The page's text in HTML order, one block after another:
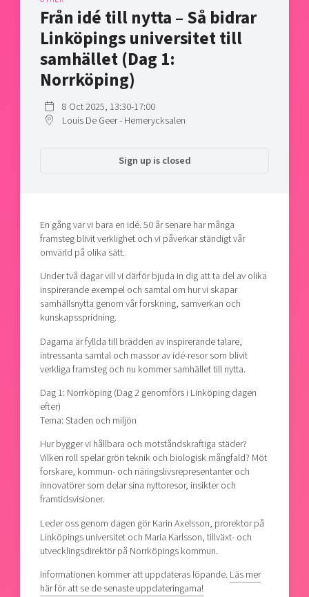
Shaping cities and regions
Bright East
East Sweden Tech Women
Reversed mentorship
Current offers and activities
Upscaling
Talent & skills
Startup & industry collaboration
Offers to boost your business
Our community of companies
Projects
Publications
Project toolbox
Our clusters
Today's lunch in Mjärdevi
Från idé till nytta – Så bidrar
Linköpings universitet till
samhället (Dag 1:
Norrköping)
8 Oct 2025, 13:30-17:00
Louis De Geer - Hemerycksalen
Sign up is closed
En gång var vi bara en idé. 50 år senare har många
framsteg blivit verklighet och vi påverkar ständigt vår
omvärld på olika sätt.
Under två dagar vill vi därför bjuda in dig att ta del av olika
inspirerande exempel och samtal om hur vi skapar
samhällsnytta genom vår forskning, samverkan och
kunskapsspridning.
Dagarna är fyllda till brädden av inspirerande talare,
intressanta samtal och massor av idé-resor som blivit
verkliga framsteg och nu kommer samhället till nytta.
Dag 1: Norrköping (Dag 2 genomförs i Linköping dagen
efter)
Tema: Staden och miljön
Hur bygger vi hållbara och motståndskraftiga städer?
Vilken roll spelar grön teknik och biologisk mångfald? Möt
forskare, kommun- och näringslivsrepresentanter och
innovatörer som delar sina nyttoresor, insikter och
framtidsvisioner.
Leder oss genom dagen gör Karin Axelsson, prorektor på
Linköpings universitet och Maria Karlsson, tillväxt- och
utvecklingsdirektör på Norrköpings kommun.
Informationen kommer att uppdateras löpande. Läs mer
här för att se de senaste uppdateringarna!